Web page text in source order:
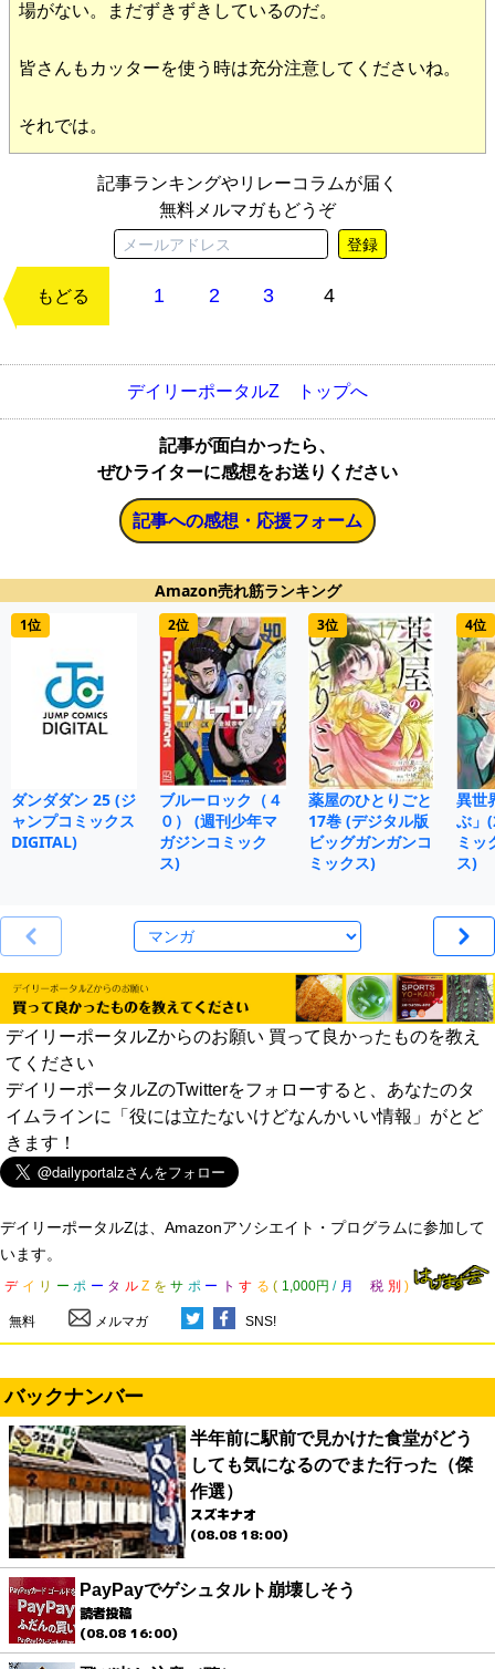
場がない。まだずきずきしているのだ。
皆さんもカッターを使う時は充分注意してくださいね。
それでは。
記事ランキングやリレーコラムが届く
無料メルマガもどうぞ
登録
もどる 1 2 3 4
デイリーポータルZ トップへ
記事が面白かったら、
ぜひライターに感想をお送りください
記事への感想・応援フォーム
Amazon売れ筋ランキング
1位
ダンダダン 25 (ジ
ャンプコミックス
DIGITAL)
2位
ブルーロック（４
０） (週刊少年マ
ガジンコミック
ス)
3位
薬屋のひとりごと
17巻 (デジタル版
ビッグガンガンコ
ミックス)
4位
異世
ぶ」
ミッ
ス)
デイリーポータルZからのお願い 買って良かったものを教え
てください
デイリーポータルZのTwitterをフォローすると、あなたのタ
イムラインに「役には立たないけどなんかいい情報」がとど
きます！
デイリーポータルZは、Amazonアソシエイト・プログラムに参加して
います。
デ イ リ ー ポ ー タ ル Z を サ ポ ー ト す る ( 1,000円 / 月 税 別 )
無料 メルマガ SNS!
バックナンバー
半年前に駅前で見かけた食堂がどう
しても気になるのでまた行った（傑
作選）
スズキナオ
(08.08 18:00)
PayPayでゲシュタルト崩壊しそう
読者投稿
(08.08 16:00)